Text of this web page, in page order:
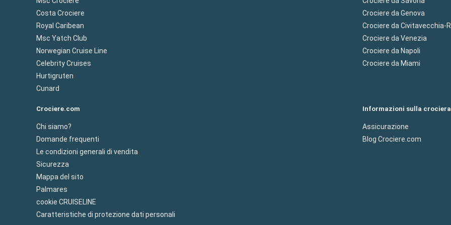
Costa Crociere
Royal Caribean
Msc Yatch Club
Norwegian Cruise Line
Celebrity Cruises
Hurtigruten
Cunard
Crociere da Genova
Crociere da Civitavecchia-
Crociere da Venezia
Crociere da Napoli
Crociere da Miami
Crociere.com
Chi siamo?
Domande frequenti
Le condizioni generali di vendita
Sicurezza
Mappa del sito
Palmares
cookie CRUISELINE
Caratteristiche di protezione dati personali
Informazioni sulla crociera
Assicurazione
Blog Crociere.com